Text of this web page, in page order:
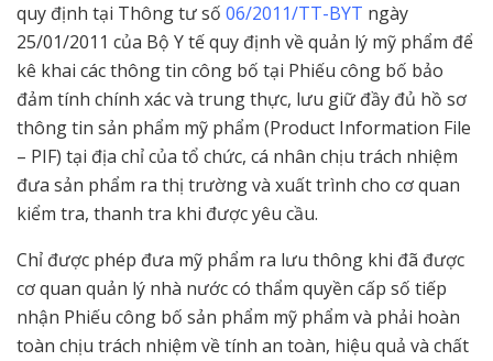
quy định tại Thông tư số 06/2011/TT-BYT ngày
25/01/2011 của Bộ Y tế quy định về quản lý mỹ phẩm để
kê khai các thông tin công bố tại Phiếu công bố bảo
đảm tính chính xác và trung thực, lưu giữ đầy đủ hồ sơ
thông tin sản phẩm mỹ phẩm (Product Information File
– PIF) tại địa chỉ của tổ chức, cá nhân chịu trách nhiệm
đưa sản phẩm ra thị trường và xuất trình cho cơ quan
kiểm tra, thanh tra khi được yêu cầu.
Chỉ được phép đưa mỹ phẩm ra lưu thông khi đã được
cơ quan quản lý nhà nước có thẩm quyền cấp số tiếp
nhận Phiếu công bố sản phẩm mỹ phẩm và phải hoàn
toàn chịu trách nhiệm về tính an toàn, hiệu quả và chất